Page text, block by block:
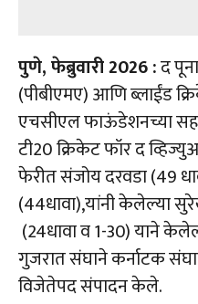
पुणे, फेब्रुवारी 2026 :द
(पीबीएमए) आणि ब्लाईंड
एचसीएल फाऊंडेशनच्या
टी20 क्रिकेट फॉर द
फेरीत संजोय दरवडा (49
(44धावा),यांनी केलेल्या
(24धावा व 1-30) याने
गुजरात संघाने कर्नाटक
विजेतेपद संपादन केले.